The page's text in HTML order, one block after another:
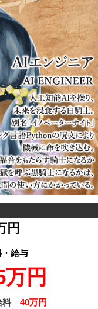
円
給与
円
料 40万円